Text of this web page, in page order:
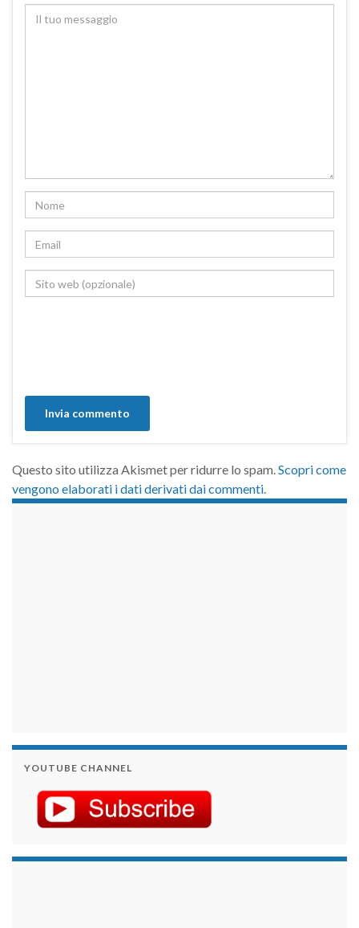
Questo sito utilizza Akismet per ridurre lo spam.Scopri come
vengono elaborati i dati derivati dai commenti.
YOUTUBE CHANNEL